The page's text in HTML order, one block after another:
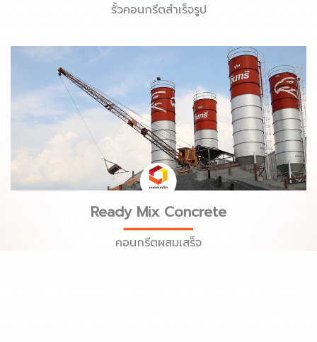
รั้วคอนกรีตสำเร็จรูป
Ready Mix Concrete
คอนกรีตผสมเสร็จ